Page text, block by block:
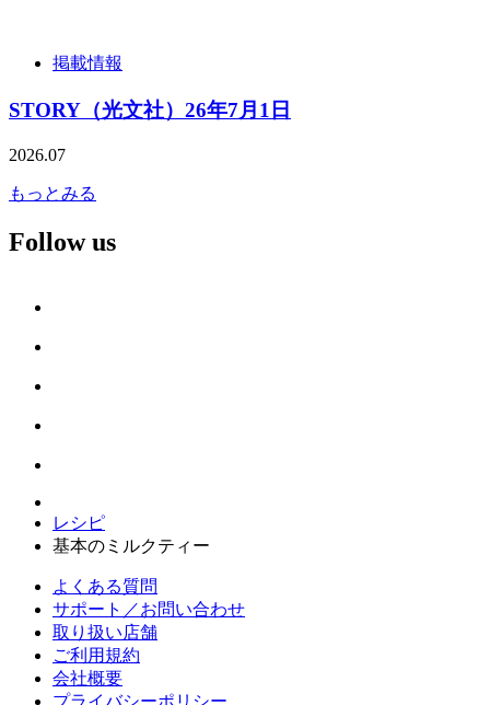
掲載情報
STORY（光文社）26年7月1日
2026.07
もっとみる
Follow us
レシピ
基本のミルクティー
よくある質問
サポート／お問い合わせ
取り扱い店舗
ご利用規約
会社概要